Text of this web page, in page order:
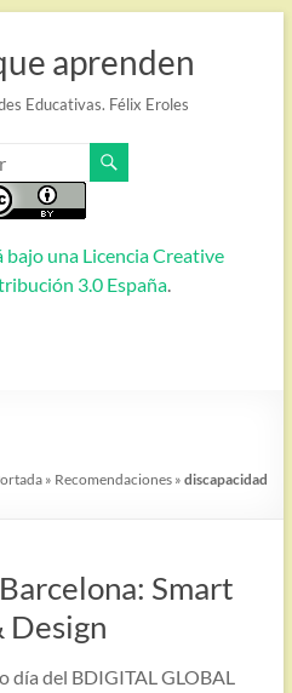
aprenden
Educativas. Félix Eroles
bajo una Licencia Creative
3.0 España.
» Recomendaciones »discapacidad
Smart
Design
día del BDIGITAL GLOBAL